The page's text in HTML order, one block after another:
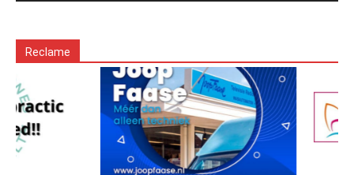
Reclame